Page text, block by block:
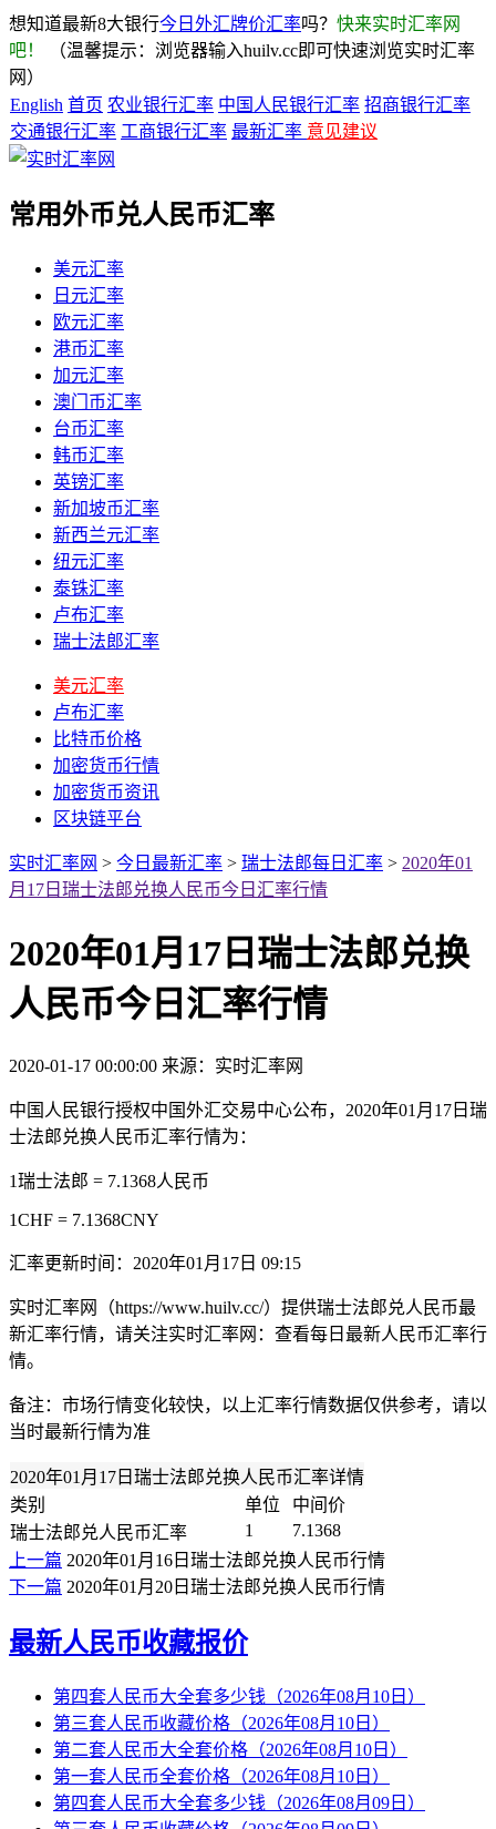
想知道最新8大银行今日外汇牌价汇率吗？ 快来实时汇率网
吧！
（温馨提示：浏览器输入huilv.cc即可快速浏览实时汇率
网）
English 首页 农业银行汇率 中国人民银行汇率 招商银行汇率
交通银行汇率 工商银行汇率 最新汇率 意见建议
常用外币兑人民币汇率
美元汇率
日元汇率
欧元汇率
港币汇率
加元汇率
澳门币汇率
台币汇率
韩币汇率
英镑汇率
新加坡币汇率
新西兰元汇率
纽元汇率
泰铢汇率
卢布汇率
瑞士法郎汇率
美元汇率
卢布汇率
比特币价格
加密货币行情
加密货币资讯
区块链平台
实时汇率网 > 今日最新汇率 > 瑞士法郎每日汇率 > 2020年01
月17日瑞士法郎兑换人民币今日汇率行情
2020年01月17日瑞士法郎兑换
人民币今日汇率行情
2020-01-17 00:00:00 来源：实时汇率网
中国人民银行授权中国外汇交易中心公布，2020年01月17日瑞
士法郎兑换人民币汇率行情为：
1瑞士法郎 = 7.1368人民币
1CHF = 7.1368CNY
汇率更新时间：2020年01月17日 09:15
实时汇率网（https://www.huilv.cc/）提供瑞士法郎兑人民币最
新汇率行情，请关注实时汇率网：查看每日最新人民币汇率行
情。
备注：市场行情变化较快，以上汇率行情数据仅供参考，请以
当时最新行情为准
2020年01月17日瑞士法郎兑换人民币汇率详情
类别
单位
中间价
瑞士法郎兑人民币汇率
1
7.1368
上一篇 2020年01月16日瑞士法郎兑换人民币行情
下一篇 2020年01月20日瑞士法郎兑换人民币行情
最新人民币收藏报价
第四套人民币大全套多少钱（2026年08月10日）
第三套人民币收藏价格（2026年08月10日）
第二套人民币大全套价格（2026年08月10日）
第一套人民币全套价格（2026年08月10日）
第四套人民币大全套多少钱（2026年08月09日）